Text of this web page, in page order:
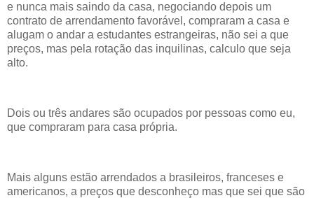
e nunca mais saindo da casa, negociando depois um
contrato de arrendamento favorável, compraram a casa e
alugam o andar a estudantes estrangeiras, não sei a que
preços, mas pela rotação das inquilinas, calculo que seja
alto.
Dois ou três andares são ocupados por pessoas como eu,
que compraram para casa própria.
Mais alguns estão arrendados a brasileiros, franceses e
americanos, a preços que desconheço mas que sei que são